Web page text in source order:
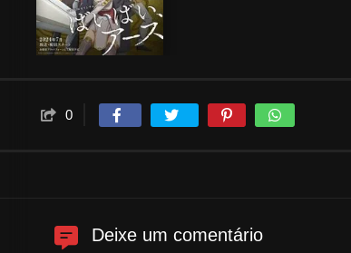
0
Deixe um comentário